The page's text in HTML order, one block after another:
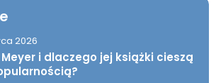
2026
i dlaczego jej książki cieszą